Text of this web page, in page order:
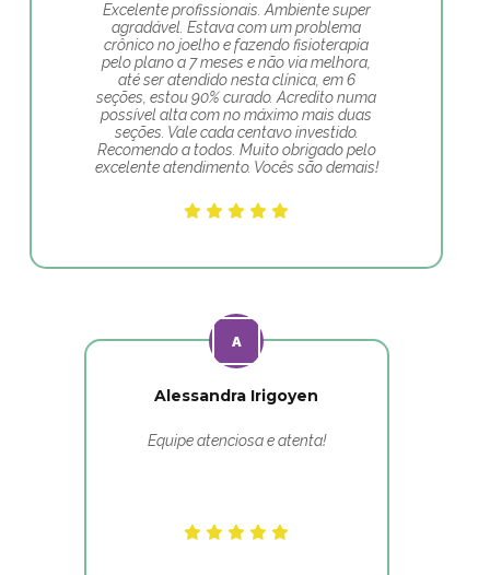
Excelente profissionais. Ambiente super
agradável. Estava com um problema
crônico no joelho e fazendo fisioterapia
pelo plano a 7 meses e não via melhora,
até ser atendido nesta clínica, em 6
seções, estou 90% curado. Acredito numa
possível alta com no máximo mais duas
seções. Vale cada centavo investido.
Recomendo a todos. Muito obrigado pelo
excelente atendimento. Vocês são demais!
Alessandra Irigoyen
Equipe atenciosa e atenta!